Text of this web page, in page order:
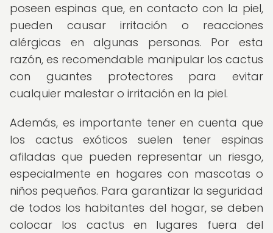
poseen espinas que, en contacto con la piel,
pueden causar irritación o reacciones
alérgicas en algunas personas. Por esta
razón, es recomendable manipular los cactus
con guantes protectores para evitar
cualquier malestar o irritación en la piel.
Además, es importante tener en cuenta que
los cactus exóticos suelen tener espinas
afiladas que pueden representar un riesgo,
especialmente en hogares con mascotas o
niños pequeños. Para garantizar la seguridad
de todos los habitantes del hogar, se deben
colocar los cactus en lugares fuera del